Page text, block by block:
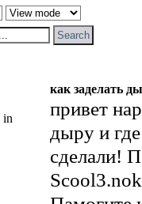
как заделать
привет
дыру и
сделали!